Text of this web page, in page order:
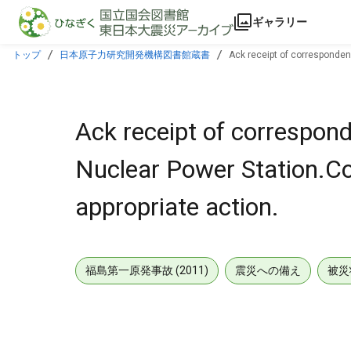
本文に飛ぶ
ギャラリー
トップ 日本原子力研究開発機構図書館蔵書 Ack receipt of
Ack receipt of
Nuclear Power
appropriate action.
福島第一原発事故 (2011) 震災への備え 被災